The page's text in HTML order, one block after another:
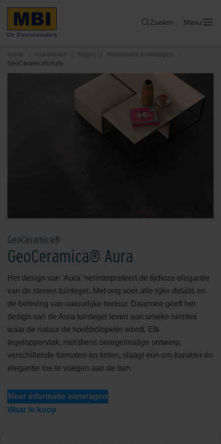
Zoeken Menu
Home / Assortiment / Tegels / Keramische buitentegels
/
GeoCeramica® Aura
GeoCeramica®
GeoCeramica® Aura
Het design van 'Aura' herinterpreteert de tijdloze elegantie
van de stenen tuintegel. Met oog voor alle rijke details en
de beleving van natuurlijke textuur. Daarmee geeft het
design van de Aura tuintegel leven aan unieke ruimtes
waar de natuur de hoofdrolspeler wordt. Elk
tegeloppervlak, met diens onregelmatige ontwerp,
verschillende formaten en tinten, slaagt erin om karakter én
elegantie toe te voegen aan de tuin.
Meer informatie aanvragen
Waar te koop